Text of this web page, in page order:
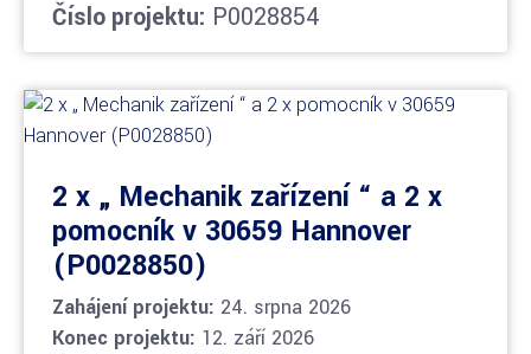
Číslo projektu: P0028854
2 x „ Mechanik zařízení “ a 2 x
pomocník v 30659 Hannover
(P0028850)
Zahájení projektu: 24. srpna 2026
Konec projektu: 12. září 2026